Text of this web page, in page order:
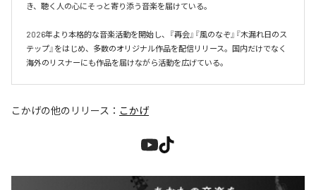
き、聴く人の心にそっと寄り添う音楽を届けている。
2026年より本格的な音楽活動を開始し、『再会』『風のなぞ』『木漏れ日のス
テップ』をはじめ、多数のオリジナル作品を配信リリース。国内だけでなく
海外のリスナーにも作品を届けながら活動を広げている。
こかげの他のリリース： こかげ